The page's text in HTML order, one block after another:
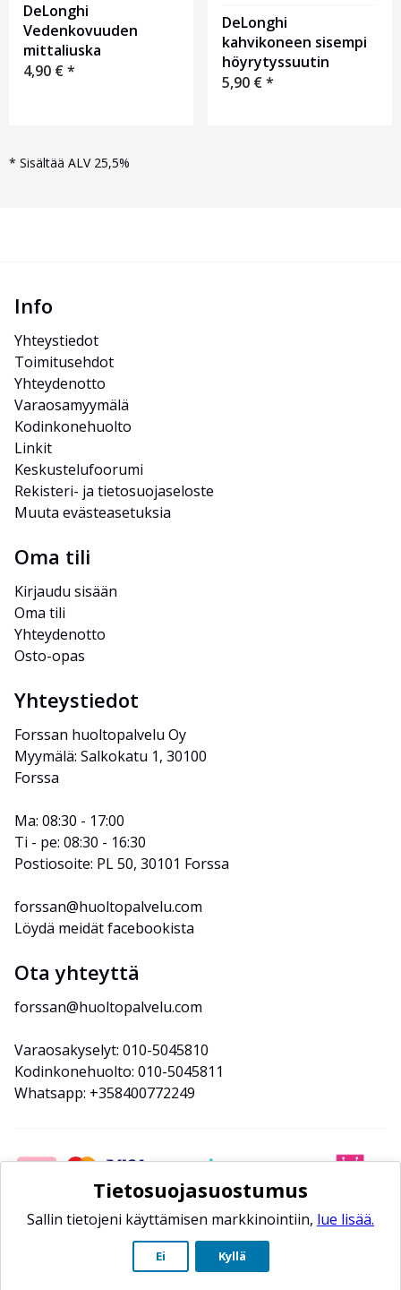
DeLonghi
Vedenkovuuden
mittaliuska
4,90 €*
DeLonghi
kahvikoneen sisempi
höyrytyssuutin
5,90 €*
* Sisältää ALV 25,5%
Info
Yhteystiedot
Toimitusehdot
Yhteydenotto
Varaosamyymälä
Kodinkonehuolto
Linkit
Keskustelufoorumi
Rekisteri- ja tietosuojaseloste
Muuta evästeasetuksia
Oma tili
Kirjaudu sisään
Oma tili
Yhteydenotto
Osto-opas
Yhteystiedot
Forssan huoltopalvelu Oy
Myymälä: Salkokatu 1, 30100
Forssa
Ma: 08:30 - 17:00
Ti - pe: 08:30 - 16:30
Postiosoite: PL 50, 30101 Forssa
forssan@huoltopalvelu.com
Löydä meidät facebookista
Ota yhteyttä
forssan@huoltopalvelu.com
Varaosakyselyt: 010-5045810
Kodinkonehuolto: 010-5045811
Whatsapp: +358400772249
Tietosuojasuostumus
Sallin tietojeni käyttämisen markkinointiin, lue lisää.
Ei Kyllä